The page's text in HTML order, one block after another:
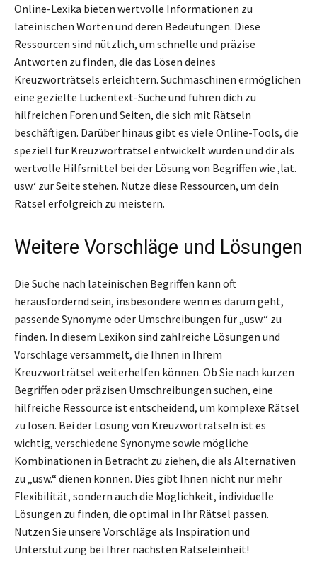
Online-Lexika bieten wertvolle Informationen zu
lateinischen Worten und deren Bedeutungen. Diese
Ressourcen sind nützlich, um schnelle und präzise
Antworten zu finden, die das Lösen deines
Kreuzworträtsels erleichtern. Suchmaschinen ermöglichen
eine gezielte Lückentext-Suche und führen dich zu
hilfreichen Foren und Seiten, die sich mit Rätseln
beschäftigen. Darüber hinaus gibt es viele Online-Tools, die
speziell für Kreuzworträtsel entwickelt wurden und dir als
wertvolle Hilfsmittel bei der Lösung von Begriffen wie ‚lat.
usw.‘ zur Seite stehen. Nutze diese Ressourcen, um dein
Rätsel erfolgreich zu meistern.
Weitere Vorschläge und Lösungen
Die Suche nach lateinischen Begriffen kann oft
herausfordernd sein, insbesondere wenn es darum geht,
passende Synonyme oder Umschreibungen für „usw.“ zu
finden. In diesem Lexikon sind zahlreiche Lösungen und
Vorschläge versammelt, die Ihnen in Ihrem
Kreuzworträtsel weiterhelfen können. Ob Sie nach kurzen
Begriffen oder präzisen Umschreibungen suchen, eine
hilfreiche Ressource ist entscheidend, um komplexe Rätsel
zu lösen. Bei der Lösung von Kreuzworträtseln ist es
wichtig, verschiedene Synonyme sowie mögliche
Kombinationen in Betracht zu ziehen, die als Alternativen
zu „usw.“ dienen können. Dies gibt Ihnen nicht nur mehr
Flexibilität, sondern auch die Möglichkeit, individuelle
Lösungen zu finden, die optimal in Ihr Rätsel passen.
Nutzen Sie unsere Vorschläge als Inspiration und
Unterstützung bei Ihrer nächsten Rätseleinheit!